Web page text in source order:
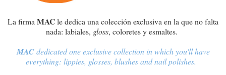
La firma MACle dedica una colección exclusiva en la que no falta
nada: labiales, gloss, coloretes y esmaltes.
MACdedicated one exclusive collection in which you'll have
everything: lippies, glosses, blushes and nail polishes.